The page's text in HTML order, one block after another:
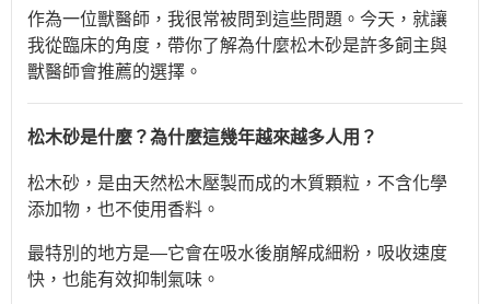
作為一位獸醫師，我很常被問到這些問題。今天，就讓
我從臨床的角度，帶你了解為什麼松木砂是許多飼主與
獸醫師會推薦的選擇。
松木砂是什麼？為什麼這幾年越來越多人用？
松木砂，是由天然松木壓製而成的木質顆粒，不含化學
添加物，也不使用香料。
最特別的地方是—它會在吸水後崩解成細粉，吸收速度
快，也能有效抑制氣味。